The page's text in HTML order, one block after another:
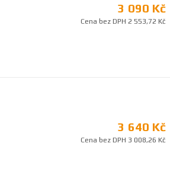
3 090 Kč
Cena bez DPH 2 553,72 Kč
3 640 Kč
Cena bez DPH 3 008,26 Kč